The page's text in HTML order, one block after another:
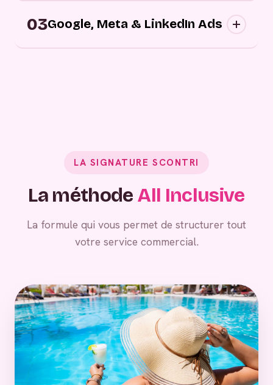
approchons vos prospects au bon moment,
personnalisés.
03Google, Meta & LinkedIn Ads
LA SIGNATURE SCONTRI
La méthode All Inclusive
La formule qui vous permet de structurer tout
votre service commercial.